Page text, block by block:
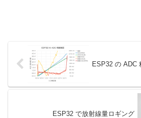
ESP32 の ADC
ESP32 で放射線量ロギング